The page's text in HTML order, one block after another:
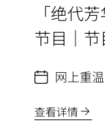
「绝代
节目｜节
网上重温
查看详情